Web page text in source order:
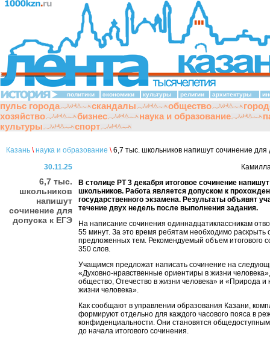
политики экономики культуры религии архитектуры
пульс города скандалы общество
хозяйство
бизнес наука и образование
культуры
спорт
Казань \ наука и образование \6,7 тыс. школьников напишут сочинение для
30.11.25
6,7 тыс.
школьников
напишут
сочинение для
допуска к ЕГЭ
В столице РТ 3 декабря итоговое сочинение
школьников. Работа является допуском к
государственного экзамена. Результаты объявят
течение двух недель после выполнения задания.
На написание сочинения одиннадцатиклассникам
55 минут. За это время ребятам необходимо раскрыть
предложенных тем. Рекомендуемый объем итогового
350 слов.
Учащимся предложат написать сочинение на
«Духовно-нравственные ориентиры в жизни
общество, Отечество в жизни человека» и «Природа и
жизни человека».
Как сообщают в управлении образования Казани,
формируют отдельно для каждого часового пояса в
конфиденциальности. Они становятся
до начала итогового сочинения.